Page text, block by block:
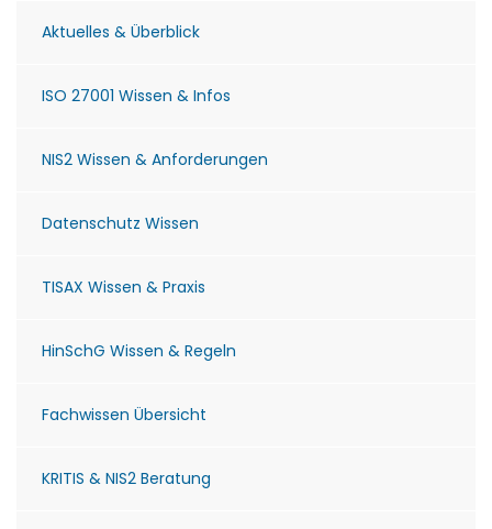
Aktuelles & Überblick
ISO 27001 Wissen & Infos
NIS2 Wissen & Anforderungen
Datenschutz Wissen
TISAX Wissen & Praxis
HinSchG Wissen & Regeln
Fachwissen Übersicht
KRITIS & NIS2 Beratung